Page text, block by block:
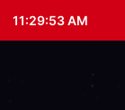
11:29:54 AM